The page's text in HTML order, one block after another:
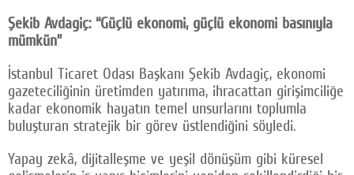
Şekib Avdagiç: “Güçlü ekonomi, güçlü ekonomi basınıyla
mümkün”
İstanbul Ticaret Odası Başkanı Şekib Avdagiç, ekonomi
gazeteciliğinin üretimden yatırıma, ihracattan girişimciliğe
kadar ekonomik hayatın temel unsurlarını toplumla
buluşturan stratejik bir görev üstlendiğini söyledi.
Yapay zekâ, dijitalleşme ve yeşil dönüşüm gibi küresel